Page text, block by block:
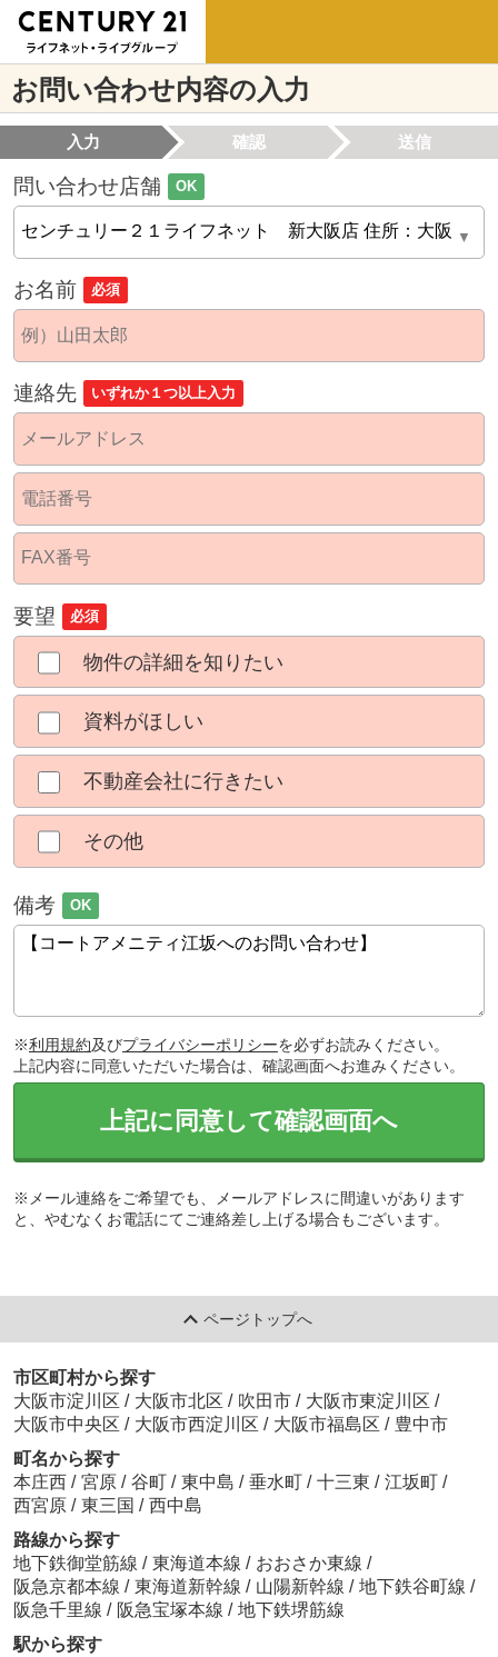
お問い合わせ内容の入力
入力 確認 送信
問い合わせ店舗 OK
お名前 必須
連絡先 いずれか１つ以上入力
要望 必須
物件の詳細を知りたい
資料がほしい
不動産会社に行きたい
その他
備考 OK
※利用規約及びプライバシーポリシーを必ずお読みください。
上記内容に同意いただいた場合は、確認画面へお進みください。
上記に同意して確認画面へ
※メール連絡をご希望でも、メールアドレスに間違いがあります
と、やむなくお電話にてご連絡差し上げる場合もございます。
ページトップへ
市区町村から探す
大阪市淀川区 / 大阪市北区 / 吹田市 / 大阪市東淀川区 /
大阪市中央区 / 大阪市西淀川区 / 大阪市福島区 / 豊中市
町名から探す
本庄西 / 宮原 / 谷町 / 東中島 / 垂水町 / 十三東 / 江坂町 /
西宮原 / 東三国 / 西中島
路線から探す
地下鉄御堂筋線 / 東海道本線 / おおさか東線 /
阪急京都本線 / 東海道新幹線 / 山陽新幹線 / 地下鉄谷町線 /
阪急千里線 / 阪急宝塚本線 / 地下鉄堺筋線
駅から探す